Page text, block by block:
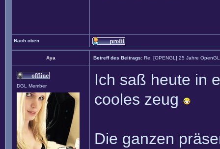
Nach oben
Aya Betreff des Beitrags: Re: [OPENGL] 25 Jahre
DGL Member
Ich saß heute in
cooles zeug
Die ganzen